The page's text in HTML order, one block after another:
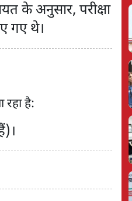
के अनुसार, परीक्षा
गए थे।
रहा है: